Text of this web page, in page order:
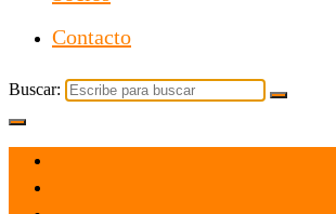
Contacto
Buscar: